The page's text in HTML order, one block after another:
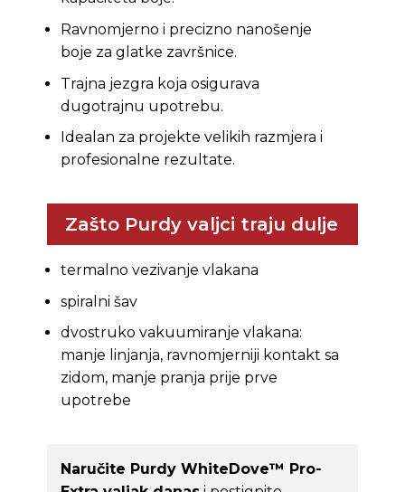
Ravnomjerno i precizno nanošenje
boje za glatke završnice.
Trajna jezgra koja osigurava
dugotrajnu upotrebu.
Idealan za projekte velikih razmjera i
profesionalne rezultate.
Zašto Purdy valjci traju dulje
termalno vezivanje vlakana
spiralni šav
dvostruko vakuumiranje vlakana:
manje linjanja, ravnomjerniji kontakt sa
zidom, manje pranja prije prve
upotrebe
Naručite Purdy WhiteDove™ Pro-